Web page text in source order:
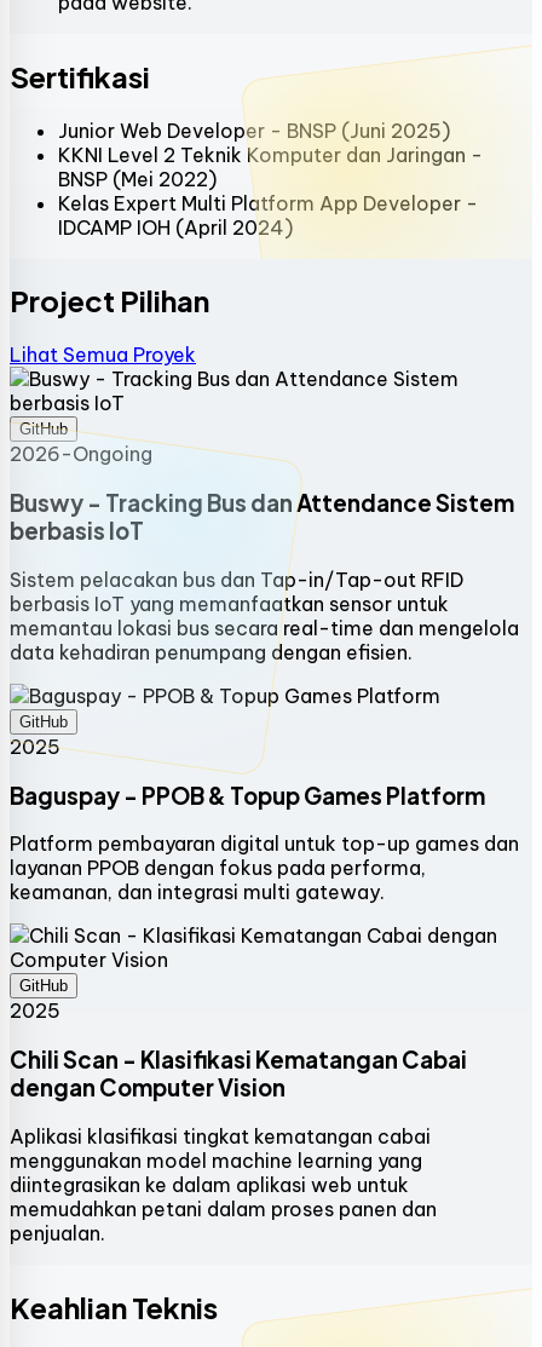
Sertifikasi
Junior Web Developer - BNSP (Juni 2025)
KKNI Level 2 Teknik Komputer dan Jaringan -
BNSP (Mei 2022)
Kelas Expert Multi Platform App Developer -
IDCAMP IOH (April 2024)
Project Pilihan
Lihat Semua Proyek
GitHub
2026-Ongoing
Buswy - Tracking Bus dan Attendance Sistem
berbasis IoT
Sistem pelacakan bus dan Tap-in/Tap-out RFID
berbasis IoT yang memanfaatkan sensor untuk
memantau lokasi bus secara real-time dan mengelola
data kehadiran penumpang dengan efisien.
GitHub
2025
Baguspay - PPOB & Topup Games Platform
Platform pembayaran digital untuk top-up games dan
layanan PPOB dengan fokus pada performa,
keamanan, dan integrasi multi gateway.
GitHub
2025
Chili Scan - Klasifikasi Kematangan Cabai
dengan Computer Vision
Aplikasi klasifikasi tingkat kematangan cabai
menggunakan model machine learning yang
diintegrasikan ke dalam aplikasi web untuk
memudahkan petani dalam proses panen dan
penjualan.
Keahlian Teknis